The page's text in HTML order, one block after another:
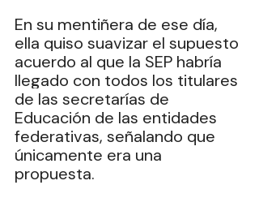
En su mentiñera de ese día,
ella quiso suavizar el supuesto
acuerdo al que la SEP habría
llegado con todos los titulares
de las secretarías de
Educación de las entidades
federativas, señalando que
únicamente era una
propuesta.